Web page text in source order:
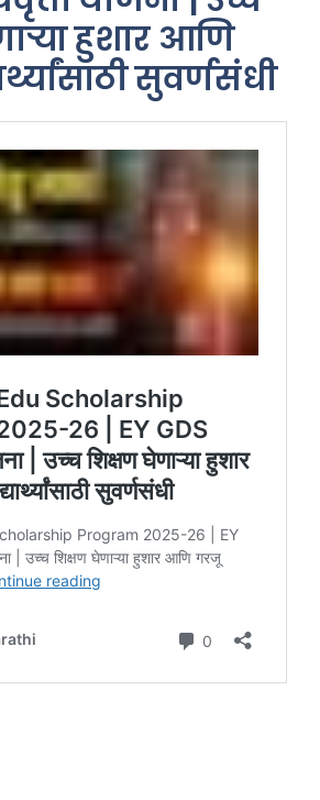
हुशार आणि
सुवर्णसंधी